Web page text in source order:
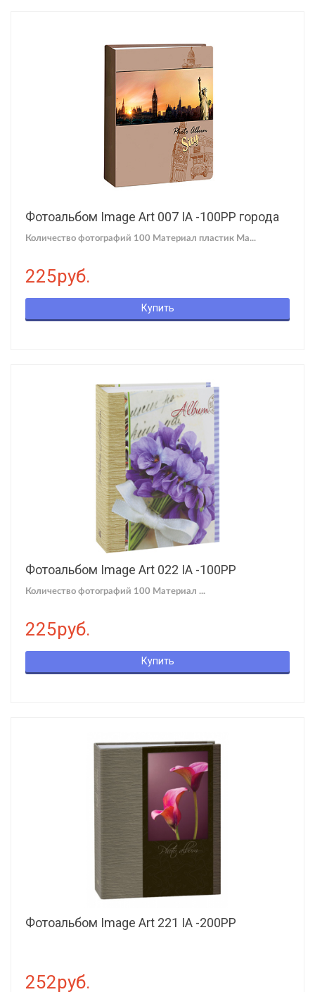
Фотоальбом Image Art 007 IA -100PP города
Количество фотографий 100 Материал пластик Ма...
225руб.
Купить
Фотоальбом Image Art 022 IA -100PP
Количество фотографий 100 Материал ...
225руб.
Купить
Фотоальбом Image Art 221 IA -200РP
252руб.